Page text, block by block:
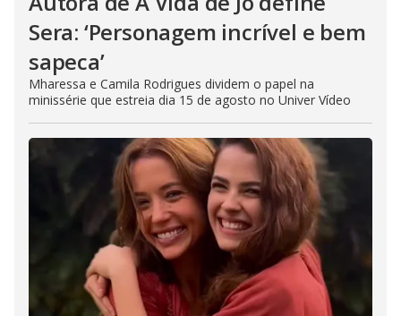
Sera: ‘Personagem incrível e bem
sapeca’
Mharessa e Camila Rodrigues dividem o papel na
minissérie que estreia dia 15 de agosto no Univer Vídeo